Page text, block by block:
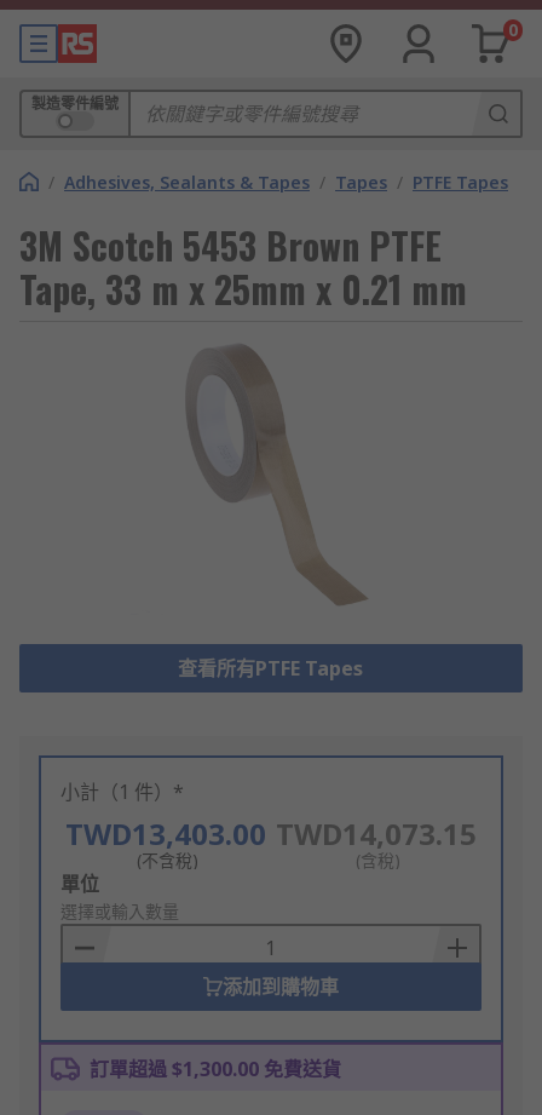
0
製造零件編號
/ Adhesives, Sealants & Tapes / Tapes / PTFE Tapes
3M Scotch 5453 Brown PTFE
Tape, 33 m x 25mm x 0.21 mm
查看所有PTFE Tapes
小計（1 件）*
TWD13,403.00
(不含稅)
TWD14,073.15
(含稅)
Add
to
Basket
單位
選擇或輸入數量
添加到購物車
訂單超過 $1,300.00 免費送貨